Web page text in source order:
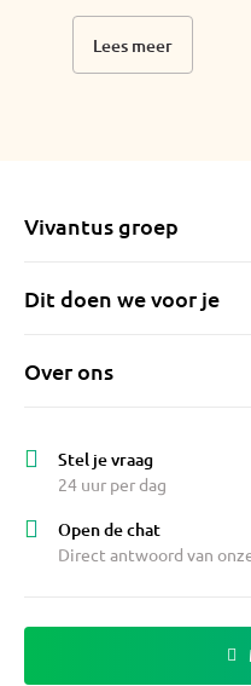
is het appartement
je wandelt zo naar
buitengebied.
boodschappen of
een lunch, de
Alles lekker dichtbij,
Nu is voor mij het
om hier met net
ik de afgelopen jaren
Lees meer
Vivantus groep
Dit doen we voor je
Over ons
Stel je vraag
24 uur per dag
Open de chat
Direct antwoord van